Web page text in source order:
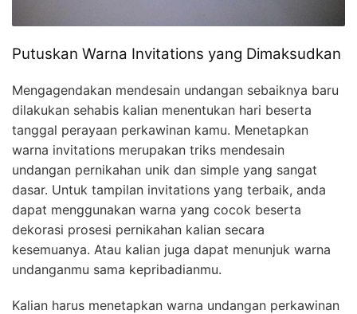
Putuskan Warna Invitations yang Dimaksudkan
Mengagendakan mendesain undangan sebaiknya baru
dilakukan sehabis kalian menentukan hari beserta
tanggal perayaan perkawinan kamu. Menetapkan
warna invitations merupakan triks mendesain
undangan pernikahan unik dan simple yang sangat
dasar. Untuk tampilan invitations yang terbaik, anda
dapat menggunakan warna yang cocok beserta
dekorasi prosesi pernikahan kalian secara
kesemuanya. Atau kalian juga dapat menunjuk warna
undanganmu sama kepribadianmu.
Kalian harus menetapkan warna undangan perkawinan